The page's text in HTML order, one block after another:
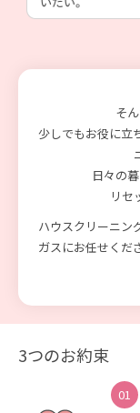
そ
少しでもお役に立
日々の
リセ
ハウスクリーニン
ガスにお任せくだ
3つのお約束
01